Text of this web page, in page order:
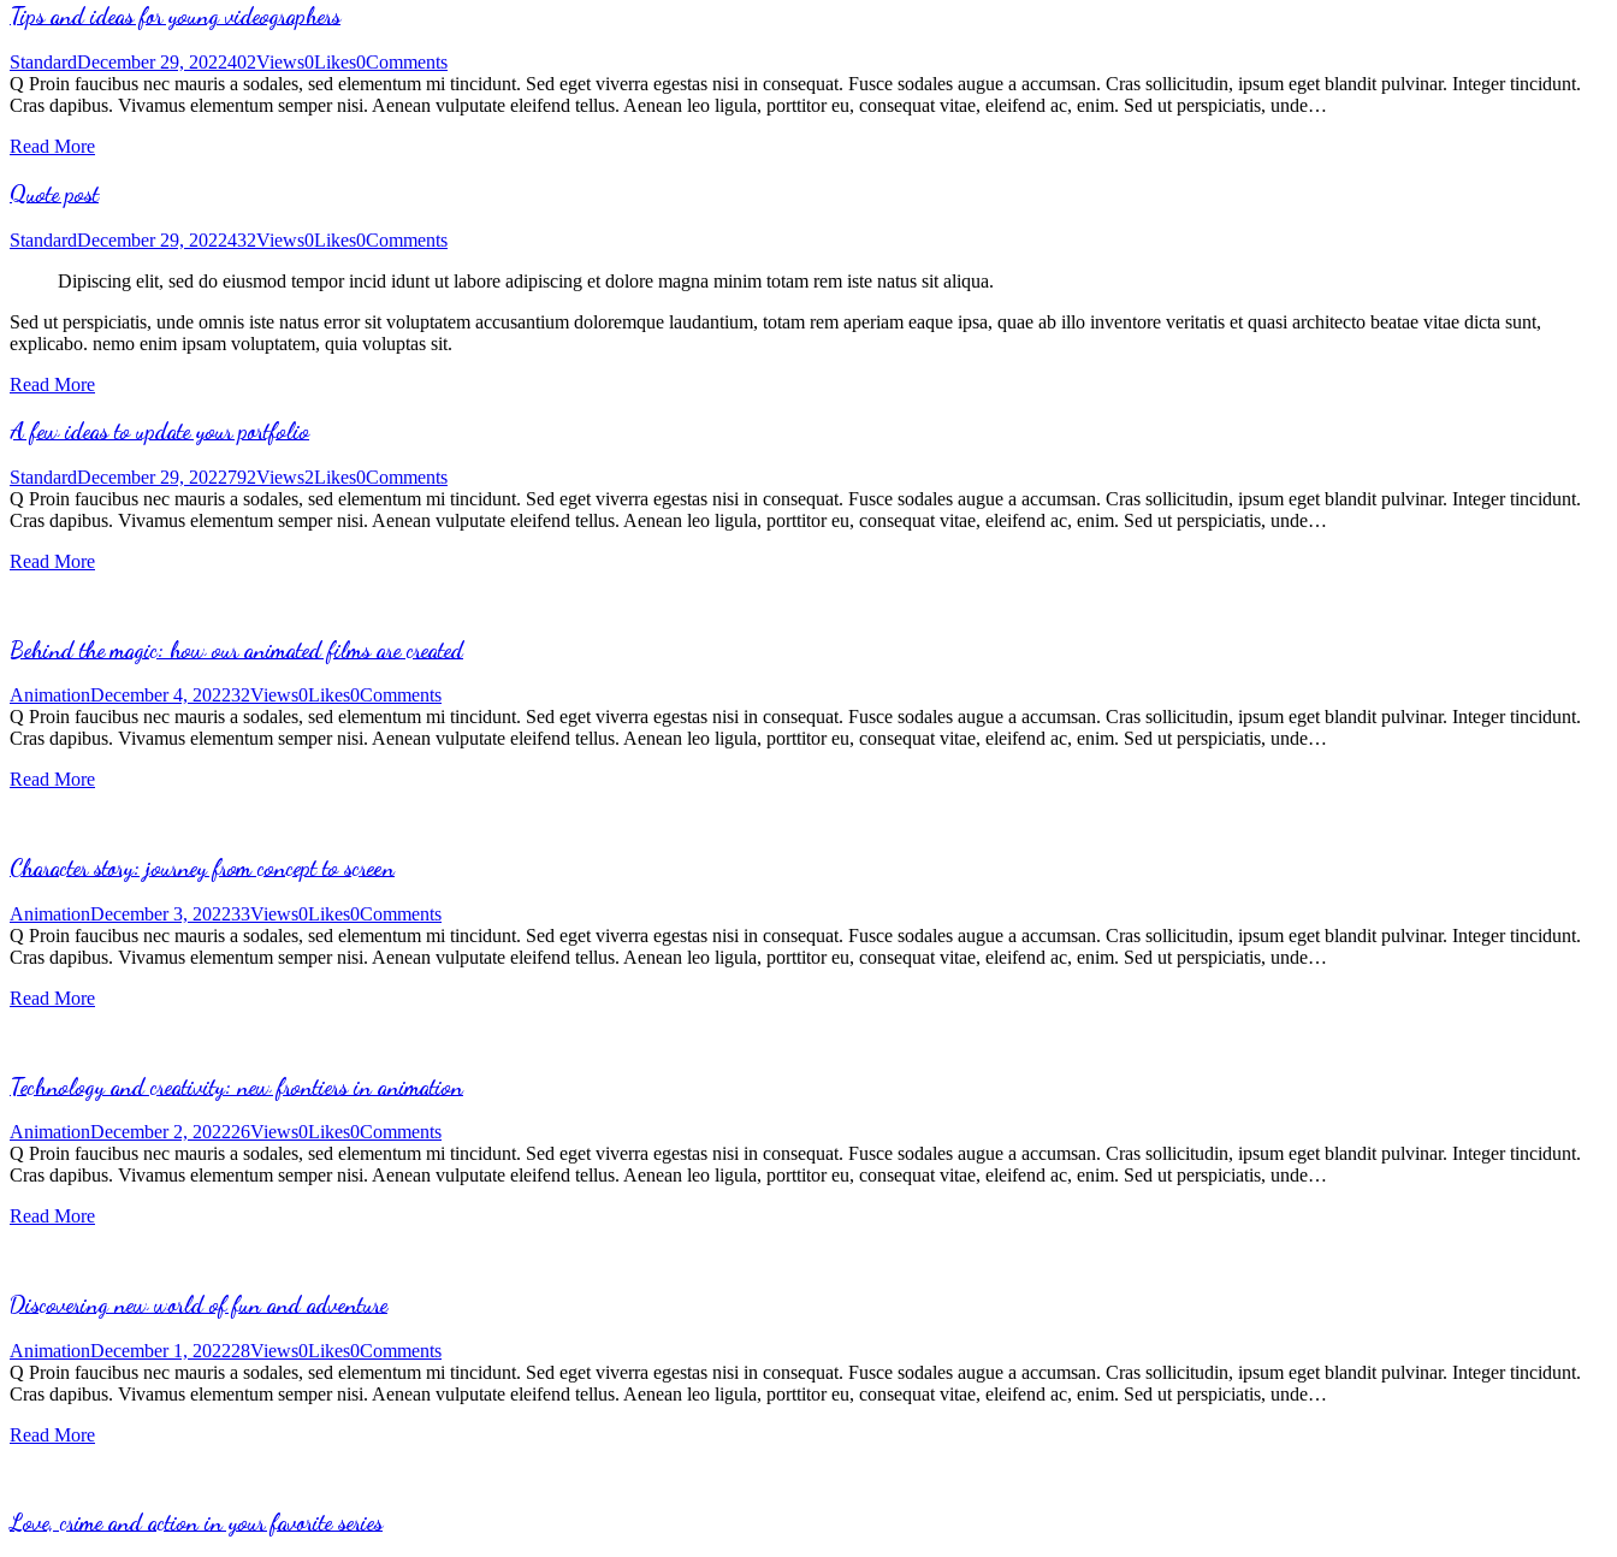
Tips and ideas for young videographers
StandardDecember 29, 2022402Views0Likes0Comments
Q Proin faucibus nec mauris a sodales, sed elementum mi tincidunt. Sed eget viverra egestas nisi in consequat. Fusce sodales augue a accumsan. Cras sollicitudin, ipsum eget blandit pulvinar. Integer tincidunt.
Cras dapibus. Vivamus elementum semper nisi. Aenean vulputate eleifend tellus. Aenean leo ligula, porttitor eu, consequat vitae, eleifend ac, enim. Sed ut perspiciatis, unde…
Read More
Quote post
StandardDecember 29, 2022432Views0Likes0Comments
Dipiscing elit, sed do eiusmod tempor incid idunt ut labore adipiscing et dolore magna minim totam rem iste natus sit aliqua.
Sed ut perspiciatis, unde omnis iste natus error sit voluptatem accusantium doloremque laudantium, totam rem aperiam eaque ipsa, quae ab illo inventore veritatis et quasi architecto beatae vitae dicta sunt,
explicabo. nemo enim ipsam voluptatem, quia voluptas sit.
Read More
A few ideas to update your portfolio
StandardDecember 29, 2022792Views2Likes0Comments
Q Proin faucibus nec mauris a sodales, sed elementum mi tincidunt. Sed eget viverra egestas nisi in consequat. Fusce sodales augue a accumsan. Cras sollicitudin, ipsum eget blandit pulvinar. Integer tincidunt.
Cras dapibus. Vivamus elementum semper nisi. Aenean vulputate eleifend tellus. Aenean leo ligula, porttitor eu, consequat vitae, eleifend ac, enim. Sed ut perspiciatis, unde…
Read More
Behind the magic: how our animated films are created
AnimationDecember 4, 202232Views0Likes0Comments
Q Proin faucibus nec mauris a sodales, sed elementum mi tincidunt. Sed eget viverra egestas nisi in consequat. Fusce sodales augue a accumsan. Cras sollicitudin, ipsum eget blandit pulvinar. Integer tincidunt.
Cras dapibus. Vivamus elementum semper nisi. Aenean vulputate eleifend tellus. Aenean leo ligula, porttitor eu, consequat vitae, eleifend ac, enim. Sed ut perspiciatis, unde…
Read More
Character story: journey from concept to screen
AnimationDecember 3, 202233Views0Likes0Comments
Q Proin faucibus nec mauris a sodales, sed elementum mi tincidunt. Sed eget viverra egestas nisi in consequat. Fusce sodales augue a accumsan. Cras sollicitudin, ipsum eget blandit pulvinar. Integer tincidunt.
Cras dapibus. Vivamus elementum semper nisi. Aenean vulputate eleifend tellus. Aenean leo ligula, porttitor eu, consequat vitae, eleifend ac, enim. Sed ut perspiciatis, unde…
Read More
Technology and creativity: new frontiers in animation
AnimationDecember 2, 202226Views0Likes0Comments
Q Proin faucibus nec mauris a sodales, sed elementum mi tincidunt. Sed eget viverra egestas nisi in consequat. Fusce sodales augue a accumsan. Cras sollicitudin, ipsum eget blandit pulvinar. Integer tincidunt.
Cras dapibus. Vivamus elementum semper nisi. Aenean vulputate eleifend tellus. Aenean leo ligula, porttitor eu, consequat vitae, eleifend ac, enim. Sed ut perspiciatis, unde…
Read More
Discovering new world of fun and adventure
AnimationDecember 1, 202228Views0Likes0Comments
Q Proin faucibus nec mauris a sodales, sed elementum mi tincidunt. Sed eget viverra egestas nisi in consequat. Fusce sodales augue a accumsan. Cras sollicitudin, ipsum eget blandit pulvinar. Integer tincidunt.
Cras dapibus. Vivamus elementum semper nisi. Aenean vulputate eleifend tellus. Aenean leo ligula, porttitor eu, consequat vitae, eleifend ac, enim. Sed ut perspiciatis, unde…
Read More
Love, crime and action in your favorite series